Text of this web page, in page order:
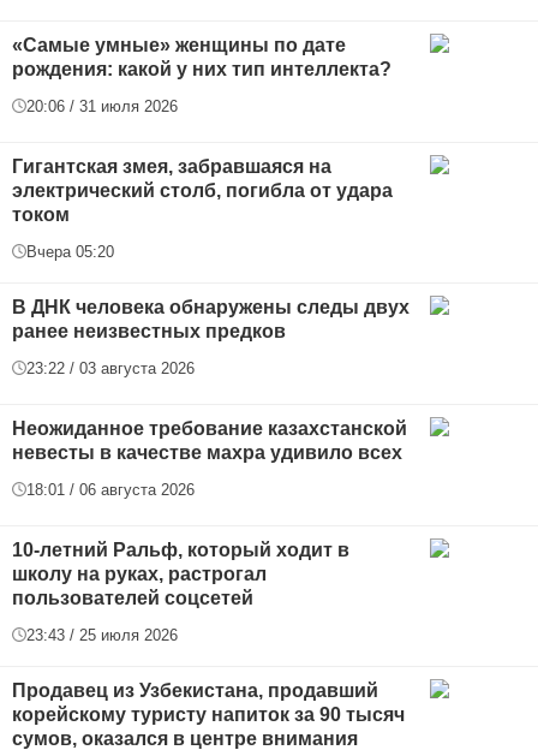
«Самые умные» женщины по дате
рождения: какой у них тип интеллекта?
20:06 / 31 июля 2026
Гигантская змея, забравшаяся на
электрический столб, погибла от удара
током
Вчера 05:20
В ДНК человека обнаружены следы двух
ранее неизвестных предков
23:22 / 03 августа 2026
Неожиданное требование казахстанской
невесты в качестве махра удивило всех
18:01 / 06 августа 2026
10-летний Ральф, который ходит в
школу на руках, растрогал
пользователей соцсетей
23:43 / 25 июля 2026
Продавец из Узбекистана, продавший
корейскому туристу напиток за 90 тысяч
сумов, оказался в центре внимания